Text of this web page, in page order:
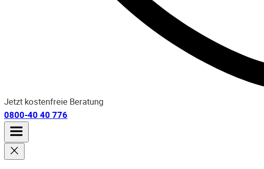
Jetzt kostenfreie Beratung
0800-40 40 776